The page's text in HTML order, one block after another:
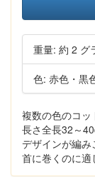
重量: 約 2 グ
色: 赤色・黒
複数の色のコッ
長さ全長32～
デザインが編
首に巻くのに適